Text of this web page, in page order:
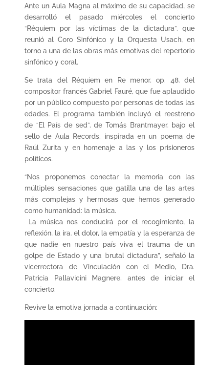
Ante un Aula Magna al máximo de su capacidad, se
desarrolló el pasado miércoles el concierto
“Réquiem por las víctimas de la dictadura”, que
reunió al Coro Sinfónico y la Orquesta Usach, en
torno a una de las obras más emotivas del repertorio
sinfónico y coral.
Se trata del Réquiem en Re menor, op. 48, del
compositor francés Gabriel Fauré, que fue aplaudido
por un público compuesto por personas de todas las
edades. El programa también incluyó el reestreno
de “El País de sed”, de Tomás Brantmayer, bajo el
sello de Aula Records, inspirada en un poema de
Raúl Zurita y en homenaje a las y los prisioneros
políticos.
“Nos proponemos conectar la memoria con las
múltiples sensaciones que gatilla una de las artes
más complejas y hermosas que hemos generado
como humanidad: la música.
La música nos conducirá por el recogimiento, la
reflexión, la ira, el dolor, la empatía y la esperanza de
que nadie en nuestro país viva el trauma de un
golpe de Estado y una brutal dictadura”, señaló la
vicerrectora de Vinculación con el Medio, Dra.
Patricia Pallavicini Magnere, antes de iniciar el
concierto.
Revive la emotiva jornada a continuación: